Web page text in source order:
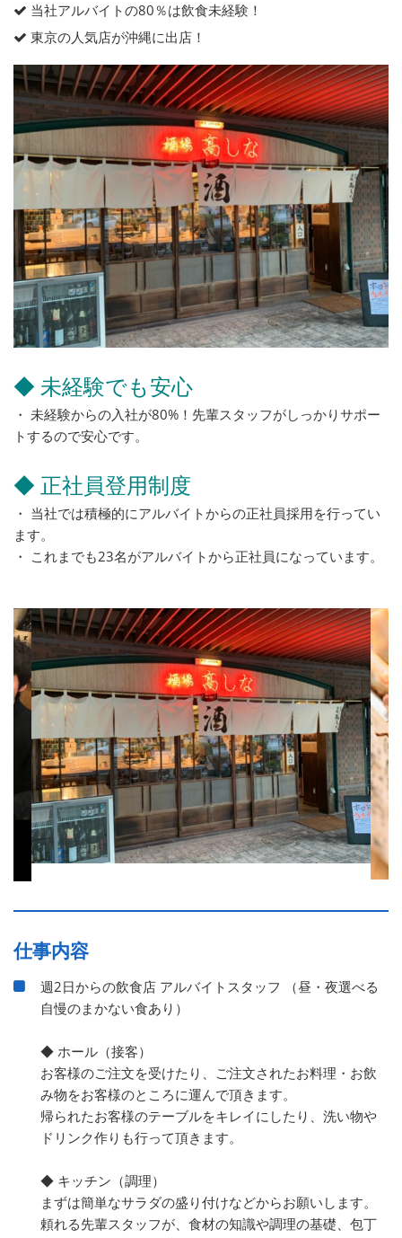
当社アルバイトの80％は飲食未経験！
東京の人気店が沖縄に出店！
◆ 未経験でも安心
・ 未経験からの入社が80%！先輩スタッフがしっかりサポー
トするので安心です。
◆ 正社員登用制度
・ 当社では積極的にアルバイトからの正社員採用を行ってい
ます。
・ これまでも23名がアルバイトから正社員になっています。
仕事内容
週2日からの飲食店 アルバイトスタッフ （昼・夜選べる
自慢のまかない食あり）
◆ ホール（接客）
お客様のご注文を受けたり、ご注文されたお料理・お飲
み物をお客様のところに運んで頂きます。
帰られたお客様のテーブルをキレイにしたり、洗い物や
ドリンク作りも行って頂きます。
◆ キッチン（調理）
まずは簡単なサラダの盛り付けなどからお願いします。
頼れる先輩スタッフが、食材の知識や調理の基礎、包丁